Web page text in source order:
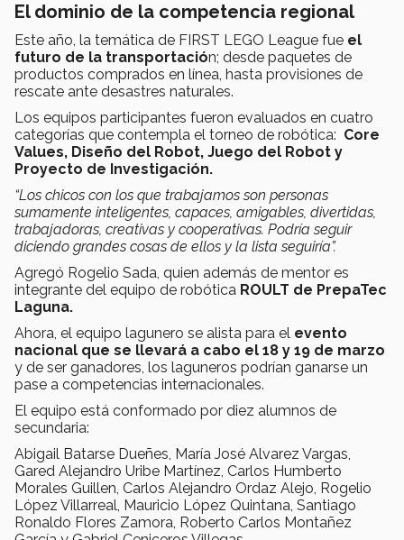
El dominio de la competencia regional
Este año, la temática de FIRST LEGO League fue el
futuro de la transportación; desde paquetes de
productos comprados en línea, hasta provisiones de
rescate ante desastres naturales.
Los equipos participantes fueron evaluados en cuatro
categorías que contempla el torneo de robótica: Core
Values, Diseño del Robot, Juego del Robot y
Proyecto de Investigación.
“Los chicos con los que trabajamos son personas
sumamente inteligentes, capaces, amigables, divertidas,
trabajadoras, creativas y cooperativas. Podría seguir
diciendo grandes cosas de ellos y la lista seguiría”.
Agregó Rogelio Sada, quien además de mentor es
integrante del equipo de robótica ROULT de PrepaTec
Laguna.
Ahora, el equipo lagunero se alista para el evento
nacional que se llevará a cabo el 18 y 19 de marzo
y de ser ganadores, los laguneros podrían ganarse un
pase a competencias internacionales.
El equipo está conformado por diez alumnos de
secundaria:
Abigail Batarse Dueñes, María José Alvarez Vargas,
Gared Alejandro Uribe Martínez, Carlos Humberto
Morales Guillen, Carlos Alejandro Ordaz Alejo, Rogelio
López Villarreal, Mauricio López Quintana, Santiago
Ronaldo Flores Zamora, Roberto Carlos Montañez